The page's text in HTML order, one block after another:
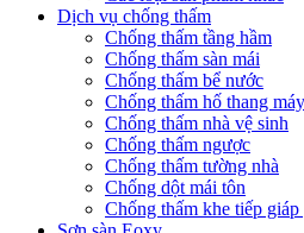
Dịch vụ chống thấm
Chống thấm tầng hầm
Chống thấm sàn mái
Chống thấm bể nước
Chống thấm hố thang máy
Chống thấm nhà vệ sinh
Chống thấm ngược
Chống thấm tường nhà
Chống dột mái tôn
Chống thấm khe tiếp giáp